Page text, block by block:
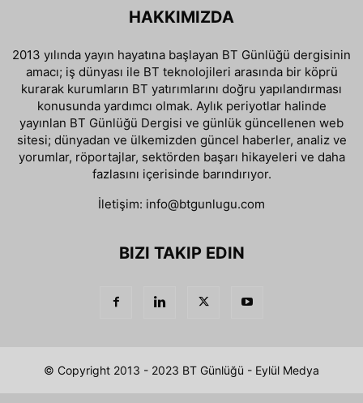
HAKKIMIZDA
2013 yılında yayın hayatına başlayan BT Günlüğü dergisinin
amacı; iş dünyası ile BT teknolojileri arasında bir köprü
kurarak kurumların BT yatırımlarını doğru yapılandırması
konusunda yardımcı olmak. Aylık periyotlar halinde
yayınlan BT Günlüğü Dergisi ve günlük güncellenen web
sitesi; dünyadan ve ülkemizden güncel haberler, analiz ve
yorumlar, röportajlar, sektörden başarı hikayeleri ve daha
fazlasını içerisinde barındırıyor.
İletişim: info@btgunlugu.com
BIZI TAKIP EDIN
© Copyright 2013 - 2023 BT Günlüğü - Eylül Medya